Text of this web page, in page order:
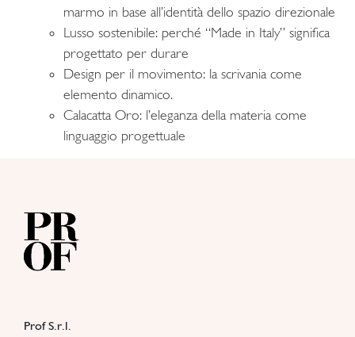
marmo in base all’identità dello spazio direzionale
Lusso sostenibile: perché “Made in Italy” significa
progettato per durare
Design per il movimento: la scrivania come
elemento dinamico.
Calacatta Oro: l’eleganza della materia come
linguaggio progettuale
Prof S.r.l.